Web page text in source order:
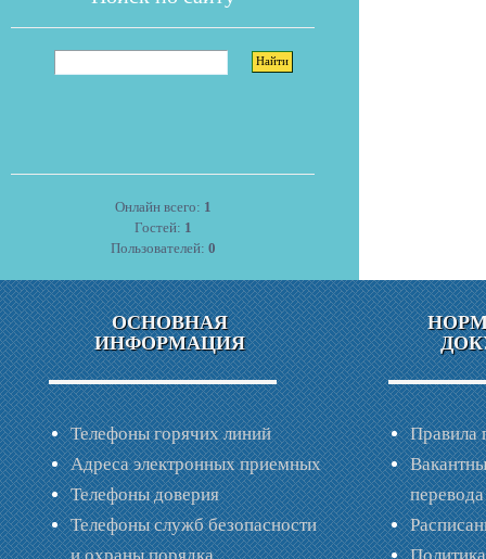
Онлайн всего: 1
Гостей: 1
Пользователей: 0
ОСНОВНАЯ
ИНФОРМАЦИЯ
Телефоны горячих линий
Адреса электронных приемных
Телефоны доверия
Телефоны служб безопасности
Правила
перевода